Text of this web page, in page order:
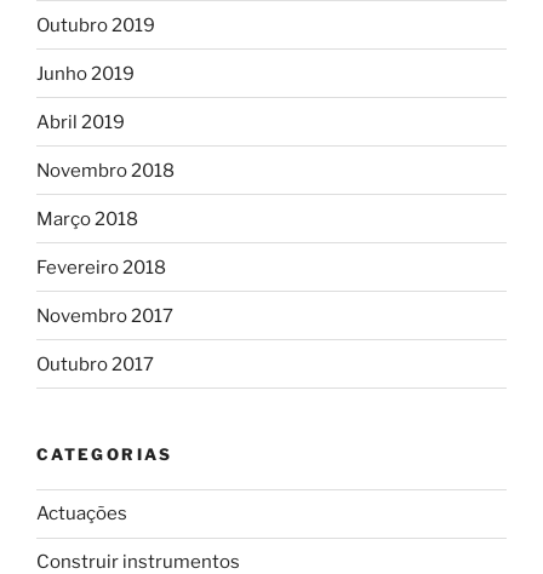
Outubro 2019
Junho 2019
Abril 2019
Novembro 2018
Março 2018
Fevereiro 2018
Novembro 2017
Outubro 2017
CATEGORIAS
Actuações
Construir instrumentos